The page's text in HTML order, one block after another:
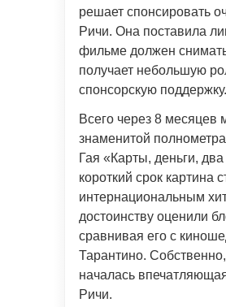
решает спонсировать
Ричи. Она поставила
фильме должен
получает небольшую
спонсорскую поддержку.
Всего через 8 месяцев
знаменитой
Гая «Карты, деньги,
короткий срок картина
интернациональным
достоинству оценили
сравнивая его с
Тарантино.
началась
Ричи.